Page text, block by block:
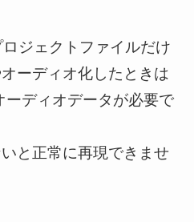
ジェクトファイルだけ
ーディオ化したときは
ーディオデータが必要で
と正常に再現できませ